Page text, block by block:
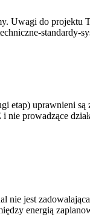
do projektu
etap) uprawnieni
prowadzące
jest
energią